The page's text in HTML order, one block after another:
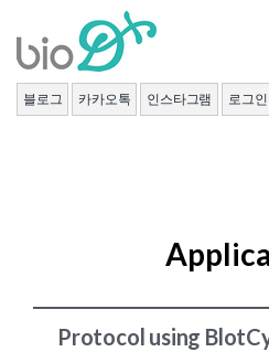
content
블로그 카카오톡 인스타그램 로그인
Protocol using